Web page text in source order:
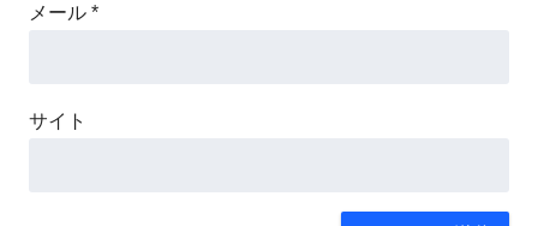
メール *
サイト